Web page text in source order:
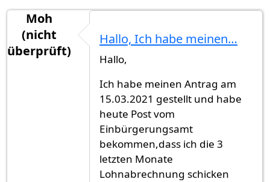
Moh
(nicht
überprüft)
Hallo, Ich habe meinen…
Hallo,
Ich habe meinen Antrag am
15.03.2021 gestellt und habe
heute Post vom
Einbürgerungsamt
bekommen,dass ich die 3
letzten Monate
Lohnabrechnung schicken